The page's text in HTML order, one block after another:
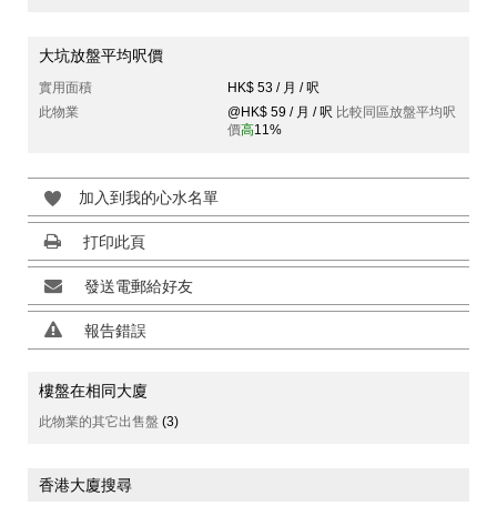
大坑放盤平均呎價
實用面積
HK$ 53 / 月 / 呎
此物業
@HK$ 59 / 月 / 呎 比較同區放盤平均呎
價高11%
加入到我的心水名單
打印此頁
發送電郵給好友
報告錯誤
樓盤在相同大廈
此物業的其它出售盤 (3)
香港大廈搜尋